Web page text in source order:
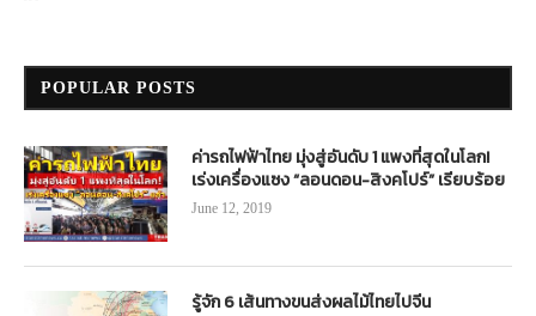
POPULAR POSTS
ค่ารถไฟฟ้าไทย มุ่งสู่อันดับ 1 แพงที่สุดในโลก!
เร่งเครื่องแซง “ลอนดอน-สิงคโปร์” เรียบร้อย
June 12, 2019
รู้จัก 6 เส้นทางขนส่งผลไม้ไทยไปจีน